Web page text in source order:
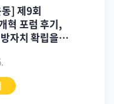
] 제9회
혁 포럼 후기,
자치 확립을